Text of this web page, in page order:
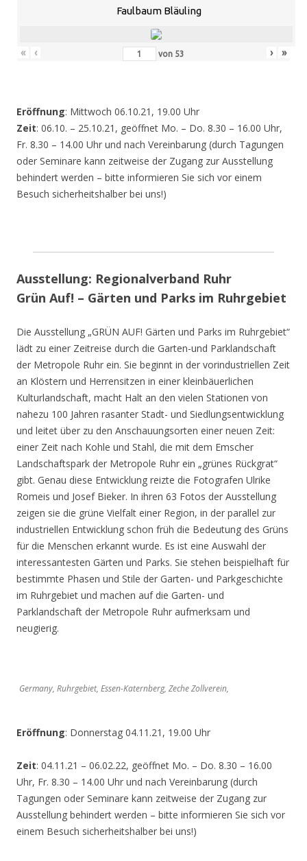
Faulbaum Bläuling
« ‹ von 53 › »
Eröffnung: Mittwoch 06.10.21, 19.00 Uhr
Zeit: 06.10. – 25.10.21, geöffnet Mo. – Do. 8.30 – 16.00 Uhr,
Fr. 8.30 – 14.00 Uhr und nach Vereinbarung (durch Tagungen
oder Seminare kann zeitweise der Zugang zur Ausstellung
behindert werden – bitte informieren Sie sich vor einem
Besuch sicherheitshalber bei uns!)
Ausstellung: Regionalverband Ruhr
Grün Auf! – Gärten und Parks im Ruhrgebiet
Die Ausstellung „GRÜN AUF! Gärten und Parks im Ruhrgebiet“
lädt zu einer Zeitreise durch die Garten-und Parklandschaft
der Metropole Ruhr ein. Sie beginnt in der vorindustriellen Zeit
an Klöstern und Herrensitzen in einer kleinbäuerlichen
Kulturlandschaft, macht Halt an den vielen Stationen von
nahezu 100 Jahren rasanter Stadt- und Siedlungsentwicklung
und leitet über zu den Anschauungsorten einer neuen Zeit:
einer Zeit nach Kohle und Stahl, die mit dem Emscher
Landschaftspark der Metropole Ruhr ein „grünes Rückgrat“
gibt. Genau diese Entwicklung reizte die Fotografen Ulrike
Romeis und Josef Bieker. In ihren 63 Fotos der Ausstellung
zeigen sie die grüne Vielfalt einer Region, in der parallel zur
industriellen Entwicklung schon früh die Bedeutung des Grüns
für die Menschen erkannt wurde. Es ist eine Auswahl der
interessantesten Gärten und Parks. Sie stehen beispielhaft für
bestimmte Phasen und Stile der Garten- und Parkgeschichte
im Ruhrgebiet und machen auf die Garten- und
Parklandschaft der Metropole Ruhr aufmerksam und
neugierig.
Germany, Ruhrgebiet, Essen-Katernberg, Zeche Zollverein,
Eröffnung: Donnerstag 04.11.21, 19.00 Uhr
Zeit: 04.11.21 – 06.02.22, geöffnet Mo. – Do. 8.30 – 16.00
Uhr, Fr. 8.30 – 14.00 Uhr und nach Vereinbarung (durch
Tagungen oder Seminare kann zeitweise der Zugang zur
Ausstellung behindert werden – bitte informieren Sie sich vor
einem Besuch sicherheitshalber bei uns!)